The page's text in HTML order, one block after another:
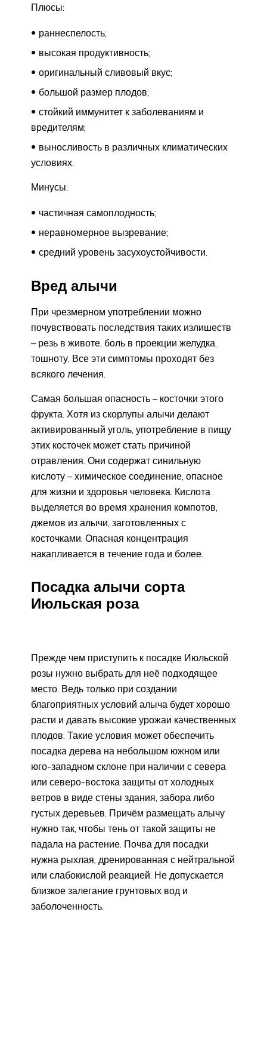
Плюсы:
раннеспелость;
высокая продуктивность;
оригинальный сливовый вкус;
большой размер плодов;
стойкий иммунитет к заболеваниям и
вредителям;
выносливость в различных климатических
условиях.
Минусы:
частичная самоплодность;
неравномерное вызревание;
средний уровень засухоустойчивости.
Вред алычи
При чрезмерном употреблении можно
почувствовать последствия таких излишеств
– резь в животе, боль в проекции желудка,
тошноту. Все эти симптомы проходят без
всякого лечения.
Самая большая опасность – косточки этого
фрукта. Хотя из скорлупы алычи делают
активированный уголь, употребление в пищу
этих косточек может стать причиной
отравления. Они содержат синильную
кислоту – химическое соединение, опасное
для жизни и здоровья человека. Кислота
выделяется во время хранения компотов,
джемов из алычи, заготовленных с
косточками. Опасная концентрация
накапливается в течение года и более.
Посадка алычи сорта
Июльская роза
Прежде чем приступить к посадке Июльской
розы нужно выбрать для неё подходящее
место. Ведь только при создании
благоприятных условий алыча будет хорошо
расти и давать высокие урожаи качественных
плодов. Такие условия может обеспечить
посадка дерева на небольшом южном или
юго-западном склоне при наличии с севера
или северо-востока защиты от холодных
ветров в виде стены здания, забора либо
густых деревьев. Причём размещать алычу
нужно так, чтобы тень от такой защиты не
падала на растение. Почва для посадки
нужна рыхлая, дренированная с нейтральной
или слабокислой реакцией. Не допускается
близкое залегание грунтовых вод и
заболоченность.